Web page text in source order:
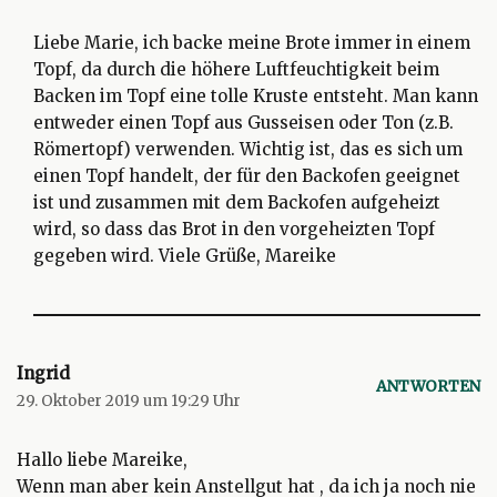
Liebe Marie, ich backe meine Brote immer in einem
Topf, da durch die höhere Luftfeuchtigkeit beim
Backen im Topf eine tolle Kruste entsteht. Man kann
entweder einen Topf aus Gusseisen oder Ton (z.B.
Römertopf) verwenden. Wichtig ist, das es sich um
einen Topf handelt, der für den Backofen geeignet
ist und zusammen mit dem Backofen aufgeheizt
wird, so dass das Brot in den vorgeheizten Topf
gegeben wird. Viele Grüße, Mareike
Ingrid
29. Oktober 2019 um 19:29 Uhr
ANTWORTEN
Hallo liebe Mareike,
Wenn man aber kein Anstellgut hat , da ich ja noch nie